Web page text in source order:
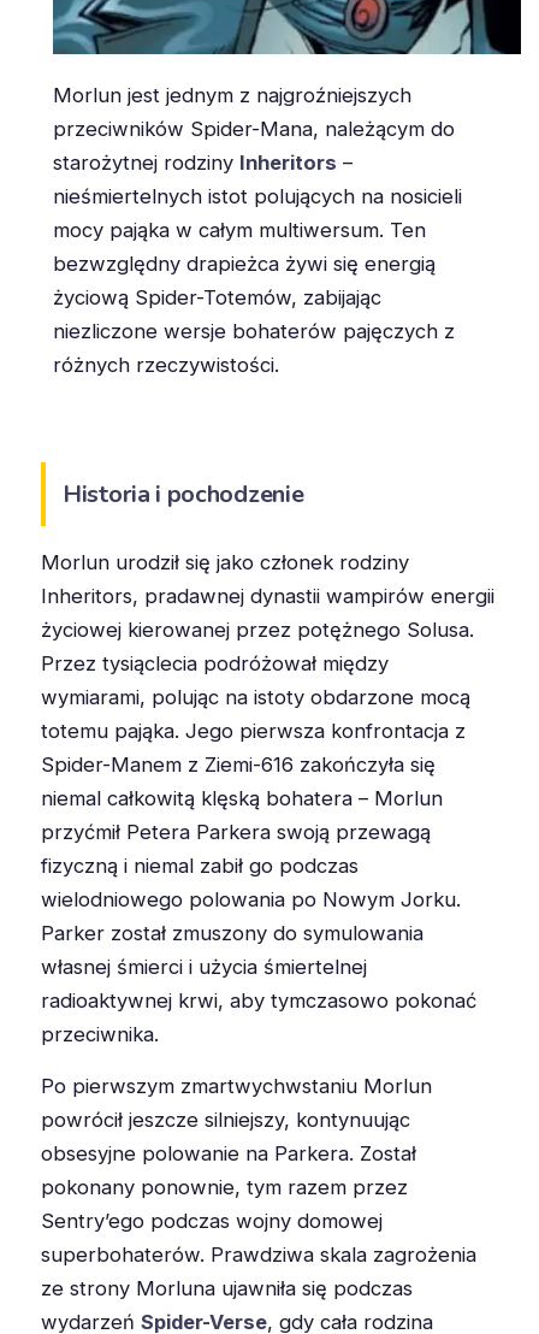
Morlun jest jednym z najgroźniejszych
przeciwników Spider-Mana, należącym do
starożytnej rodziny Inheritors –
nieśmiertelnych istot polujących na nosicieli
mocy pająka w całym multiwersum. Ten
bezwzględny drapieżca żywi się energią
życiową Spider-Totemów, zabijając
niezliczone wersje bohaterów pajęczych z
różnych rzeczywistości.
Historia i pochodzenie
Morlun urodził się jako członek rodziny
Inheritors, pradawnej dynastii wampirów energii
życiowej kierowanej przez potężnego Solusa.
Przez tysiąclecia podróżował między
wymiarami, polując na istoty obdarzone mocą
totemu pająka. Jego pierwsza konfrontacja z
Spider-Manem z Ziemi-616 zakończyła się
niemal całkowitą klęską bohatera – Morlun
przyćmił Petera Parkera swoją przewagą
fizyczną i niemal zabił go podczas
wielodniowego polowania po Nowym Jorku.
Parker został zmuszony do symulowania
własnej śmierci i użycia śmiertelnej
radioaktywnej krwi, aby tymczasowo pokonać
przeciwnika.
Po pierwszym zmartwychwstaniu Morlun
powrócił jeszcze silniejszy, kontynuując
obsesyjne polowanie na Parkera. Został
pokonany ponownie, tym razem przez
Sentry’ego podczas wojny domowej
superbohaterów. Prawdziwa skala zagrożenia
ze strony Morluna ujawniła się podczas
wydarzeń Spider-Verse, gdy cała rodzina